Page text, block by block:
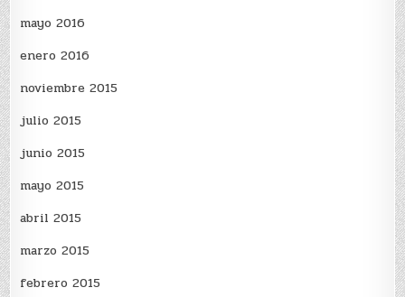
mayo 2016
enero 2016
noviembre 2015
julio 2015
junio 2015
mayo 2015
abril 2015
marzo 2015
febrero 2015